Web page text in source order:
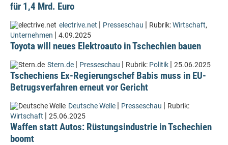
für 1,4 Mrd. Euro
electrive.net | Presseschau | Rubrik:Wirtschaft,
Unternehmen | 4.09.2025
Toyota will neues Elektroauto in Tschechien bauen
Stern.de | Presseschau | Rubrik: Politik | 25.06.2025
Tschechiens Ex-Regierungschef Babis muss in EU-
Betrugsverfahren erneut vor Gericht
Deutsche Welle | Presseschau | Rubrik:
Wirtschaft | 25.06.2025
Waffen statt Autos: Rüstungsindustrie in Tschechien
boomt